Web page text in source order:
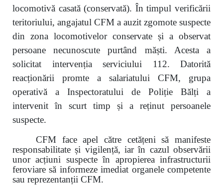
locomotivă casată (conservată). În timpul verificării
teritoriului, angajatul CFM a auzit zgomote suspecte
din zona locomotivelor conservate și a observat
persoane necunoscute purtând măști. Acesta a
solicitat intervenția serviciului 112. Datorită
reacționării promte a salariatului CFM, grupa
operativă a Inspectoratului de Poliție Bălți a
intervenit în scurt timp și a reținut persoanele
suspecte.
CFM face apel către cetățeni să manifeste
responsabilitate și vigilență, iar în cazul observării
unor acțiuni suspecte în apropierea infrastructurii
feroviare să informeze imediat organele competente
sau reprezentanții CFM.